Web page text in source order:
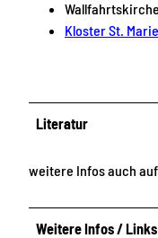
Kloster St.
Literatur
weitere Infos auch auf
Weitere Infos / Links